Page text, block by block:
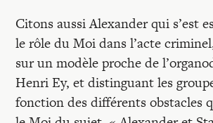
Citons aussi Alexander qui s’est
le rôle du Moi dans l’acte
sur un modèle proche de
Henri Ey, et distinguant les
fonction des différents obstacles